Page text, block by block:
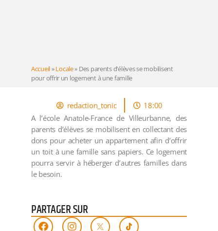
Accueil»Locale» Des parents d’élèves se mobilisent
pour offrir un logement à une famille
redaction_tonic
18:00
A l’école Anatole-France de Villeurbanne, des
parents d’élèves se mobilisent en collectant des
dons pour acheter un appartement afin d’offrir
un toit à une famille sans papiers. Ce logement
pourra servir à héberger d’autres familles dans
le besoin.
PARTAGER SUR